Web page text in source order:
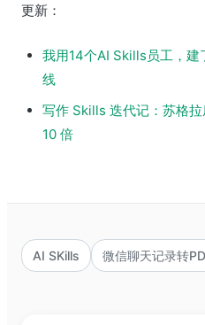
更新：
我用14个AI Skills员工，建
线
写作 Skills 迭代记：苏格
10 倍
AI SKills 微信聊天记录转